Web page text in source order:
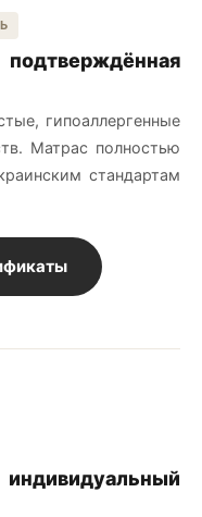
гипоаллергенные
Матрас полностью
стандартам